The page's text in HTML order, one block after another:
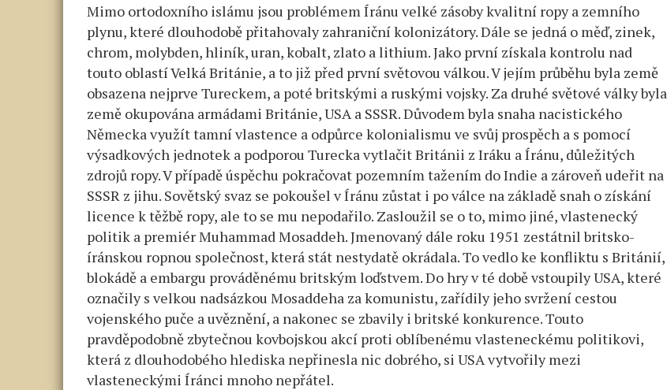
Mimo ortodoxního islámu jsou problémem Íránu velké zásoby kvalitní ropy a zemního
plynu, které dlouhodobě přitahovaly zahraniční kolonizátory. Dále se jedná o měď, zinek,
chrom, molybden, hliník, uran, kobalt, zlato a lithium. Jako první získala kontrolu nad
touto oblastí Velká Británie, a to již před první světovou válkou. V jejím průběhu byla země
obsazena nejprve Tureckem, a poté britskými a ruskými vojsky. Za druhé světové války byla
země okupována armádami Británie, USA a SSSR. Důvodem byla snaha nacistického
Německa využít tamní vlastence a odpůrce kolonialismu ve svůj prospěch a s pomocí
výsadkových jednotek a podporou Turecka vytlačit Británii z Iráku a Íránu, důležitých
zdrojů ropy. V případě úspěchu pokračovat pozemním tažením do Indie a zároveň udeřit na
SSSR z jihu. Sovětský svaz se pokoušel v Íránu zůstat i po válce na základě snah o získání
licence k těžbě ropy, ale to se mu nepodařilo. Zasloužil se o to, mimo jiné, vlastenecký
politik a premiér Muhammad Mosaddeh. Jmenovaný dále roku 1951 zestátnil britsko-
íránskou ropnou společnost, která stát nestydatě okrádala. To vedlo ke konfliktu s Británií,
blokádě a embargu prováděnému britským loďstvem. Do hry v té době vstoupily USA, které
označily s velkou nadsázkou Mosaddeha za komunistu, zařídily jeho svržení cestou
vojenského puče a uvěznění, a nakonec se zbavily i britské konkurence. Touto
pravděpodobně zbytečnou kovbojskou akcí proti oblíbenému vlasteneckému politikovi,
která z dlouhodobého hlediska nepřinesla nic dobrého, si USA vytvořily mezi
vlasteneckými Íránci mnoho nepřátel.